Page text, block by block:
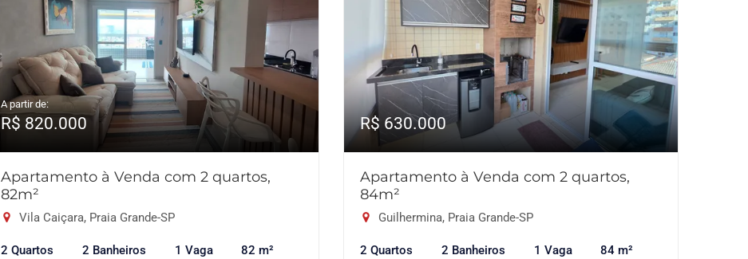
A partir de:
R$ 820.000
Apartamento à Venda com 2 quartos,
82m²
Vila Caiçara, Praia Grande-SP
2 Quartos 2 Banheiros 1 Vaga 82 m²
R$ 630.000
Apartamento à Venda com 2 quartos,
84m²
Guilhermina, Praia Grande-SP
2 Quartos 2 Banheiros 1 Vaga 84 m²